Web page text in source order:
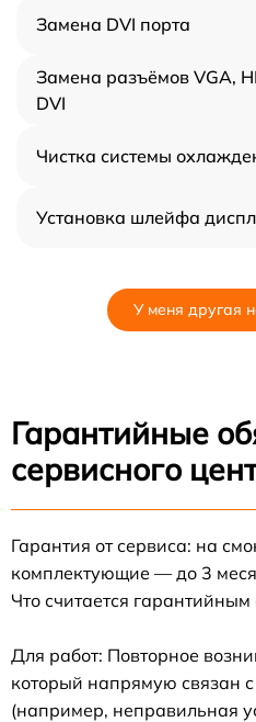
Замена DVI порта
Замена разъёмов VGA,
DVI
Чистка системы
Установка шлейфа
У меня другая
Гарантийные
сервисного
Гарантия от сервиса: на
комплектующие — до 3
Что считается гарантийным
Для работ: Повторное
который напрямую связан
(например, неправильная